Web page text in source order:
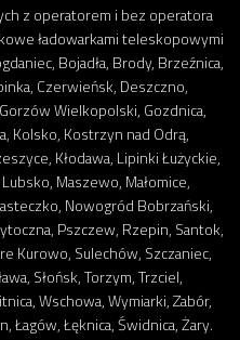
ładowarkami teleskopowymi
Bojadła, Brody, Brzeźnica,
Czerwieńsk, Deszczno,
Wielkopolski, Gozdnica,
Kolsko, Kostrzyn nad Odrą,
Kłodawa, Lipinki Łużyckie,
Maszewo, Małomice,
Nowogród Bobrzański,
Pszczew, Rzepin, Santok,
Kurowo, Sulechów, Szczaniec,
Słońsk, Torzym, Trzciel,
Wschowa, Wymiarki, Zabór,
Łagów, Łęknica, Świdnica, Żary.